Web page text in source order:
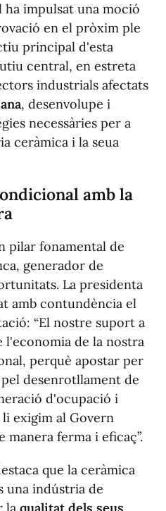
impulsat una moció
en el pròxim ple
principal d'esta
central, en estreta
industrials afectats
, desenvolupe i
necessàries per a
ceràmica i la seua
amb la
pilar fonamental de
generador de
La presidenta
amb contundència el
“El nostre suport a
l'economia de la nostra
perquè apostar per
desenrotllament de
d'ocupació i
exigim al Govern
manera ferma i eficaç”.
que la ceràmica
una indústria de